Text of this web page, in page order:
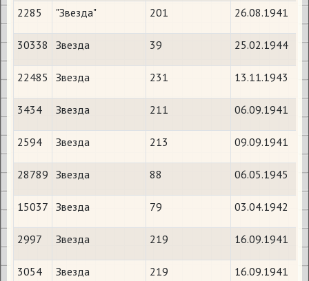
2285 "Звезда" 201 26.08.1941
30338 Звезда 39 25.02.1944
22485 Звезда 231 13.11.1943
3434 Звезда 211 06.09.1941
2594 Звезда 213 09.09.1941
28789 Звезда 88 06.05.1945
15037 Звезда 79 03.04.1942
2997 Звезда 219 16.09.1941
3054 Звезда 219 16.09.1941